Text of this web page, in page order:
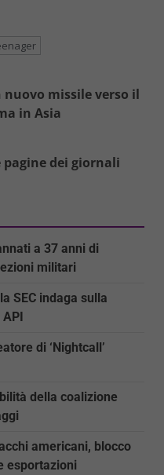
nuovo missile verso il
in Asia
dei giornali
a 37 anni di
militari
SEC indaga sulla
di ‘Nightcall’
della coalizione
americani, blocco
esportazioni